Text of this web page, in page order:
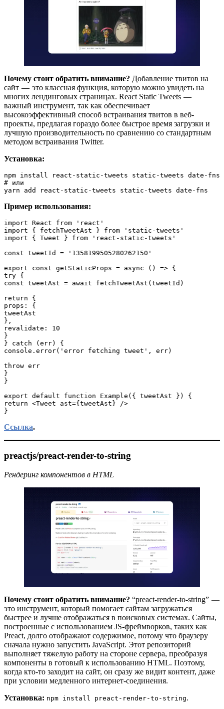
Почему стоит обратить внимание? Добавление твитов на
сайт — это классная функция, которую можно увидеть на
многих лендинговых страницах. React Static Tweets —
важный инструмент, так как обеспечивает
высокоэффективный способ встраивания твитов в веб-
проекты, предлагая гораздо более быстрое время загрузки и
лучшую производительность по сравнению со стандартным
методом встраивания Twitter.
Установка:
npm install react-static-tweets static-tweets date-fns
# или
yarn add react-static-tweets static-tweets date-fns
Пример использования:
import React from 'react'
import { fetchTweetAst } from 'static-tweets'
import { Tweet } from 'react-static-tweets'
const tweetId = '1358199505280262150'
export const getStaticProps = async () => {
try {
const tweetAst = await fetchTweetAst(tweetId)
return {
props: {
tweetAst
},
revalidate: 10
}
} catch (err) {
console.error('error fetching tweet', err)
throw err
}
}
export default function Example({ tweetAst }) {
return <Tweet ast={tweetAst} />
}
Ссылка.
preactjs/preact-render-to-string
Рендеринг компонентов в HTML
Почему стоит обратить внимание? “preact-render-to-string” —
это инструмент, который помогает сайтам загружаться
быстрее и лучше отображаться в поисковых системах. Сайты,
построенные с использованием JS-фреймворков, таких как
Preact, долго отображают содержимое, потому что браузеру
сначала нужно запустить JavaScript. Этот репозиторий
выполняет тяжелую работу на стороне сервера, преобразуя
компоненты в готовый к использованию HTML. Поэтому,
когда кто-то заходит на сайт, он сразу же видит контент, даже
при условии медленного интернет-соединения.
Установка: npm install preact-render-to-string.